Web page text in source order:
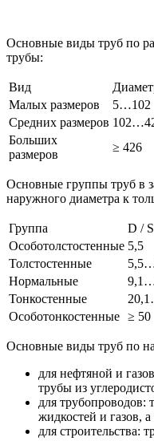
Основные виды труб по
трубы:
Вид
Малых размеров
5…102
Средних размеров
Больших
размеров
≥ 426
Основные группы труб в
наружного диаметра к
Группа
D / S
Особотолстостенные 5,5
Толстостенные
Нормальные
Тонкостенные
Особотонкостенные ≥ 50
Основные виды труб по
для нефтяной и
трубы из
для трубопроводов:
жидкостей и газов,
для строительства: